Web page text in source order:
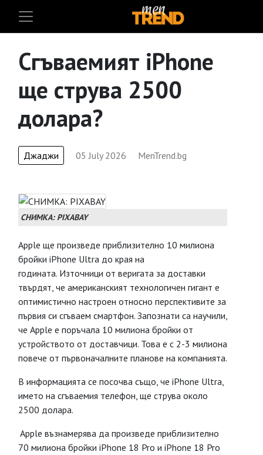
Сгъваемият iPhone
ще струва 2500
долара?
Джаджи 05 July 2026 MenTrend.bg
СНИМКА: PIXABAY
Apple ще произведе приблизително 10 милиона
бройки iPhone Ultra до края на
годината. Източници от веригата за доставки
твърдят, че американският технологичен гигант е
оптимистично настроен относно перспективите за
първия си сгъваем смартфон. Запознати са научили,
че Apple е поръчала 10 милиона бройки от
устройството от доставчици. Това е с 2-3 милиона
повече от първоначалните планове на компанията.
В информацията се посочва също, че iPhone Ultra,
името на сгъваемия телефон, ще струва около
2500 долара.
Apple възнамерява да произведе приблизително
70 милиона бройки iPhone 18 Pro и iPhone 18 Pro